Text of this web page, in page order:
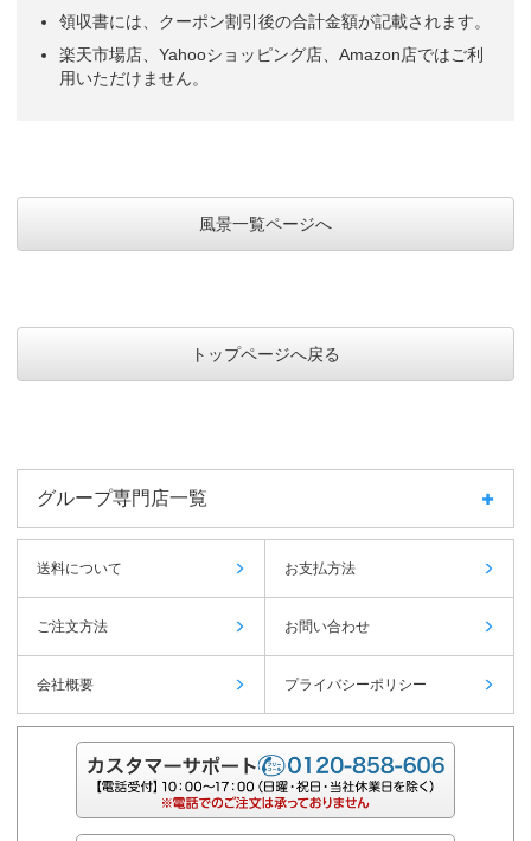
領収書には、クーポン割引後の合計金額が記載されます。
楽天市場店、Yahooショッピング店、Amazon店ではご利
用いただけません。
風景一覧ページへ
トップページへ戻る
グループ専門店一覧
送料について お支払方法
ご注文方法 お問い合わせ
会社概要 プライバシーポリシー